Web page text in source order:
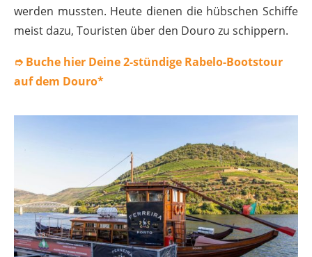
werden mussten. Heute dienen die hübschen Schiffe
meist dazu, Touristen über den Douro zu schippern.
➮ Buche hier Deine 2-stündige Rabelo-Bootstour
auf dem Douro*